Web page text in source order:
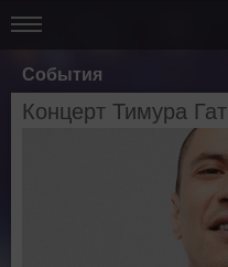
События
Концерт Тимура